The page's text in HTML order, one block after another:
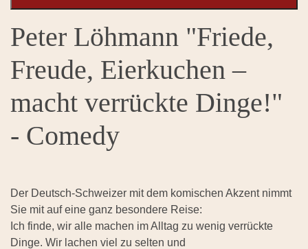
Peter Löhmann "Friede,
Freude, Eierkuchen –
macht verrückte Dinge!"
- Comedy
Der Deutsch-Schweizer mit dem komischen Akzent nimmt
Sie mit auf eine ganz besondere Reise:
Ich finde, wir alle machen im Alltag zu wenig verrückte
Dinge. Wir lachen viel zu selten und